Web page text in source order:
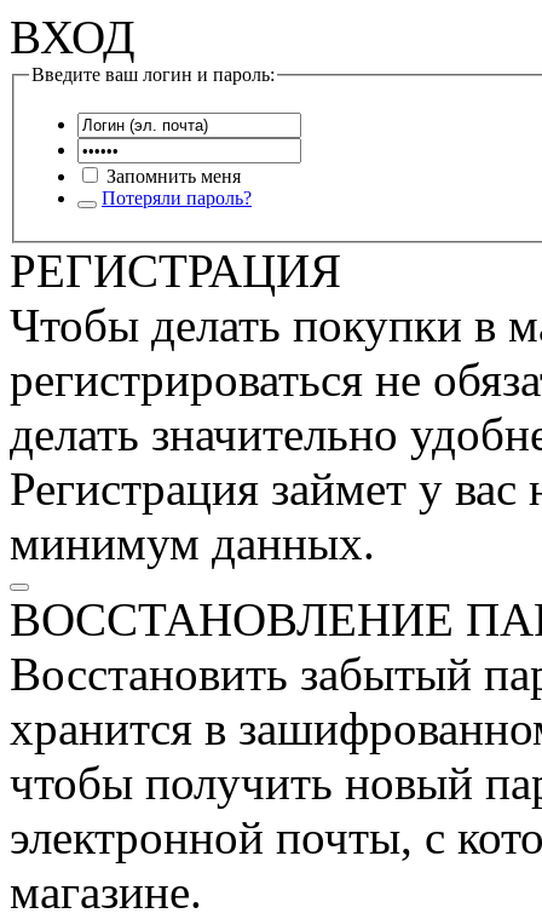
ВХОД
Введите ваш логин и пароль:
Запомнить меня
Потеряли пароль?
РЕГИСТРАЦИЯ
Чтобы делать покупки в
регистрироваться не
делать значительно
Регистрация займет у
минимум данных.
ВОССТАНОВЛЕНИЕ
Восстановить забытый
хранится в
чтобы получить новый
электронной почты, с
магазине.